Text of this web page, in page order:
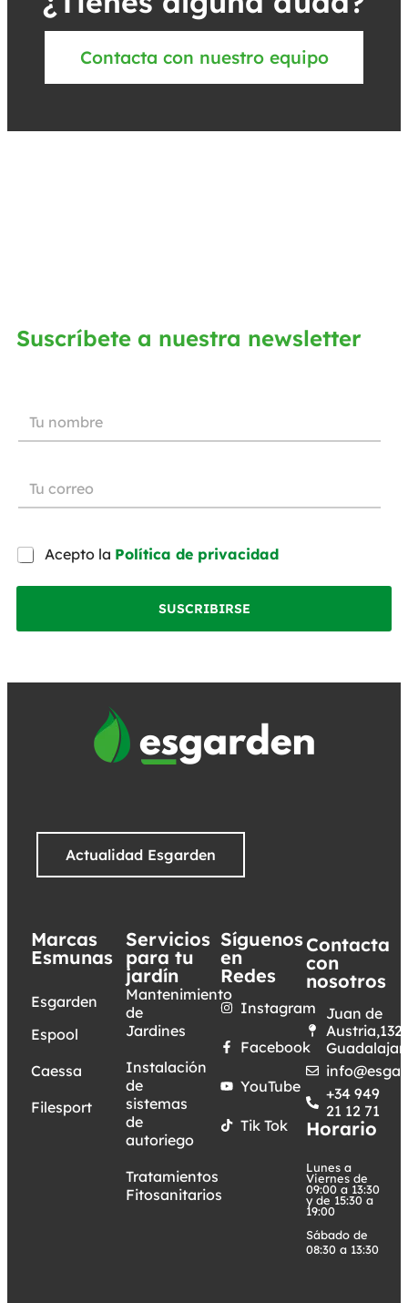
Contacta con nuestro equipo
Suscríbete a nuestra newsletter
Acepto la Política de privacidad
SUSCRIBIRSE
Actualidad Esgarden
Marcas
Esmunas
Esgarden
Espool
Caessa
Filesport
Servicios
para tu
jardín
Mantenimiento
de
Jardines
Instalación
de
sistemas
de
autoriego
Tratamientos
Fitosanitarios
Síguenos
en
Redes
Instagram
Facebook
YouTube
Tik Tok
Contacta
con
nosotros
Juan de
Austria,132.
+34 949
21 12 71
Horario
Lunes a
Viernes de
09:00 a 13:30
y de 15:30 a
19:00
Sábado de
08:30 a 13:30